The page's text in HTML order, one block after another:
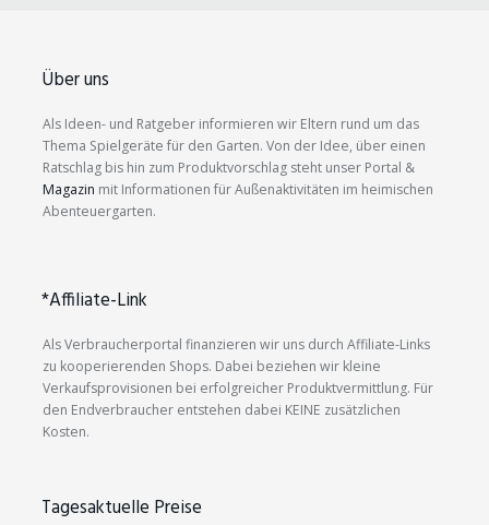
Über uns
Als Ideen- und Ratgeber informieren wir Eltern rund um das
Thema Spielgeräte für den Garten. Von der Idee, über einen
Ratschlag bis hin zum Produktvorschlag steht unser Portal &
Magazin mit Informationen für Außenaktivitäten im heimischen
Abenteuergarten.
*Affiliate-Link
Als Verbraucherportal finanzieren wir uns durch Affiliate-Links
zu kooperierenden Shops. Dabei beziehen wir kleine
Verkaufsprovisionen bei erfolgreicher Produktvermittlung. Für
den Endverbraucher entstehen dabei KEINE zusätzlichen
Kosten.
Tagesaktuelle Preise